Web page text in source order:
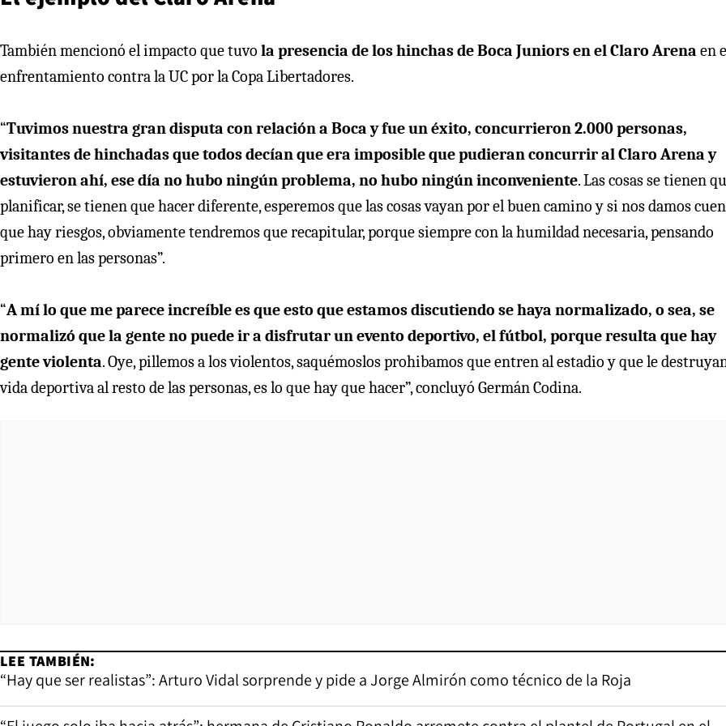
También mencionó el impacto que tuvo la presencia de los hinchas de Boca Juniors en el Claro Arena en
enfrentamiento contra la UC por la Copa Libertadores.
“Tuvimos nuestra gran disputa con relación a Boca y fue un éxito, concurrieron 2.000 personas,
visitantes de hinchadas que todos decían que era imposible que pudieran concurrir al Claro Arena y
estuvieron ahí, ese día no hubo ningún problema, no hubo ningún inconveniente. Las cosas se tienen
planificar, se tienen que hacer diferente, esperemos que las cosas vayan por el buen camino y si nos damos
que hay riesgos, obviamente tendremos que recapitular, porque siempre con la humildad necesaria, pensando
primero en las personas”.
“A mí lo que me parece increíble es que esto que estamos discutiendo se haya normalizado, o sea, se
normalizó que la gente no puede ir a disfrutar un evento deportivo, el fútbol, porque resulta que hay
gente violenta. Oye, pillemos a los violentos, saquémoslos prohibamos que entren al estadio y que le
vida deportiva al resto de las personas, es lo que hay que hacer”, concluyó Germán Codina.
LEE TAMBIÉN:
“Hay que ser realistas”: Arturo Vidal sorprende y pide a Jorge Almirón como técnico de la Roja